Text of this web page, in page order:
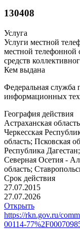
130408
Услуга
Услуги местной
местной телефонной
средств
Кем выдана
Федеральная служба
информационных
География действия
Астраханская
Черкесская
область; Псковская
Республика
Северная Осетия -
область;
Срок действия
27.07.2015
27.07.2026
Открыть
https://rkn.gov.ru/
00114-